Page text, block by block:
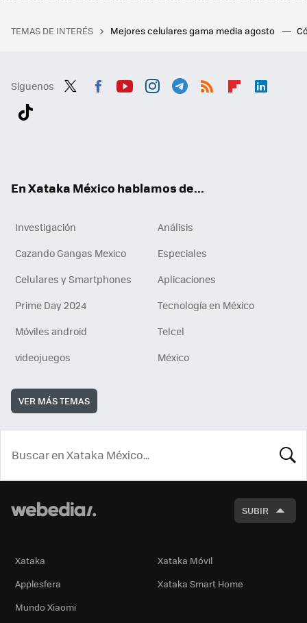
TEMAS DE INTERÉS Mejores celulares gama media agosto
Síguenos
En Xataka México hablamos de...
Investigación
Análisis
Cazando Gangas Mexico
Especiales
Celulares y Smartphones
Aplicaciones
Prime Day 2024
Tecnología en México
Móviles android
Telcel
videojuegos
México
VER MÁS TEMAS
SUBIR
Xataka
Xataka Móvil
Applesfera
Xataka Smart Home
Mundo Xiaomi